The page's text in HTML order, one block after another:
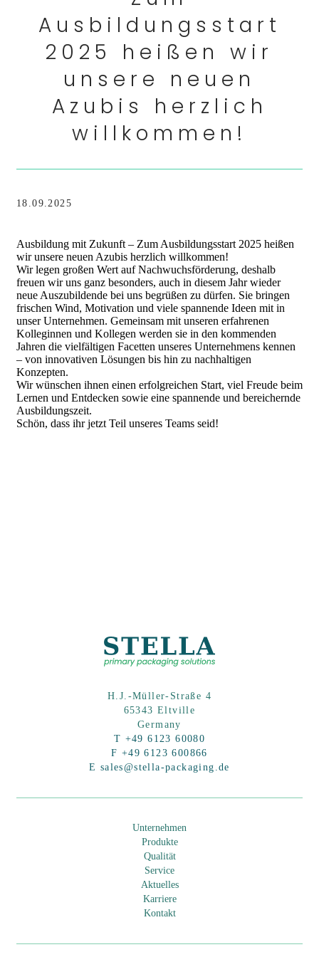
Ausbildungsstart
2025 heißen wir
unsere neuen
Azubis herzlich
willkommen!
18.09.2025
Ausbildung mit Zukunft – Zum Ausbildungsstart 2025 heißen
wir unsere neuen Azubis herzlich willkommen!
Wir legen großen Wert auf Nachwuchsförderung, deshalb
freuen wir uns ganz besonders, auch in diesem Jahr wieder
neue Auszubildende bei uns begrüßen zu dürfen. Sie bringen
frischen Wind, Motivation und viele spannende Ideen mit in
unser Unternehmen. Gemeinsam mit unseren erfahrenen
Kolleginnen und Kollegen werden sie in den kommenden
Jahren die vielfältigen Facetten unseres Unternehmens kennen
– von innovativen Lösungen bis hin zu nachhaltigen
Konzepten.
Wir wünschen ihnen einen erfolgreichen Start, viel Freude beim
Lernen und Entdecken sowie eine spannende und bereichernde
Ausbildungszeit.
Schön, dass ihr jetzt Teil unseres Teams seid!
H.J.-Müller-Straße 4
65343 Eltville
Germany
T +49 6123 60080
F +49 6123 600866
E sales@stella-packaging.de
Unternehmen
Produkte
Qualität
Service
Aktuelles
Karriere
Kontakt